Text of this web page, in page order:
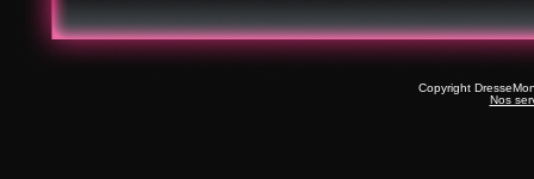
Copyright
Nos